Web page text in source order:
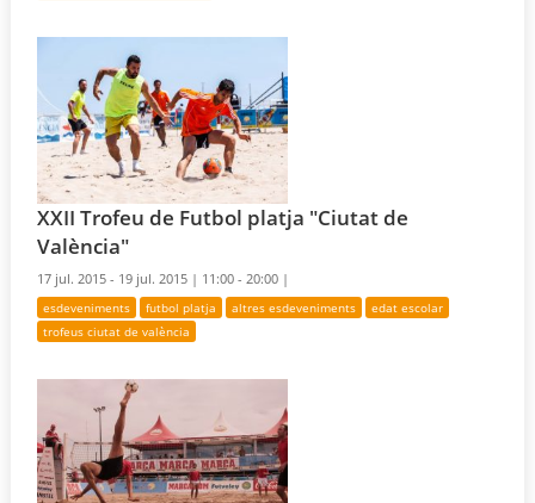
XXII Trofeu de Futbol platja "Ciutat de
València"
17 jul. 2015 - 19 jul. 2015 | 11:00 - 20:00 |
esdeveniments futbol platja altres esdeveniments
edat escolar
trofeus ciutat de valència